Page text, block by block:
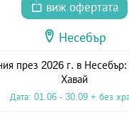
виж офертата
Несебър
през 2026 г. в
Хавай
Дата: 01.06 - 30.09 + без